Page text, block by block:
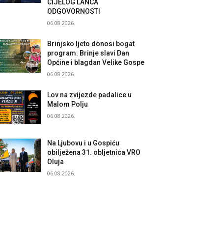
CIJELOG LANCA
ODGOVORNOSTI
06.08.2026.
Brinjsko ljeto donosi bogat
program: Brinje slavi Dan
Općine i blagdan Velike Gospe
06.08.2026.
Lov na zvijezde padalice u
Malom Polju
06.08.2026.
Na Ljubovu i u Gospiću
obilježena 31. obljetnica VRO
Oluja
06.08.2026.